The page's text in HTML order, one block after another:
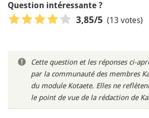
Question intéressante ?
3,85/5 (13 votes)
Cette question et les réponses ci-
par la communauté des membres
du module Kotaete. Elles ne
le point de vue de la rédaction de